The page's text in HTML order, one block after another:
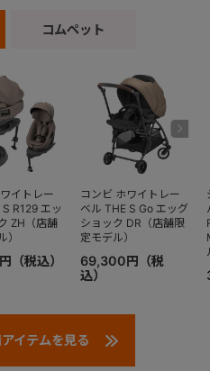
コムペット
イトレー
R129 エッ
ZH（店舗
）
円
コンビ ホワイトレー
ベル THE S Go エッグ
ショック DR（店舗限
定モデル）
69,300円
イテムを見る